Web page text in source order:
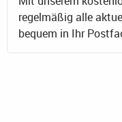
regelmäßig alle
bequem in Ihr